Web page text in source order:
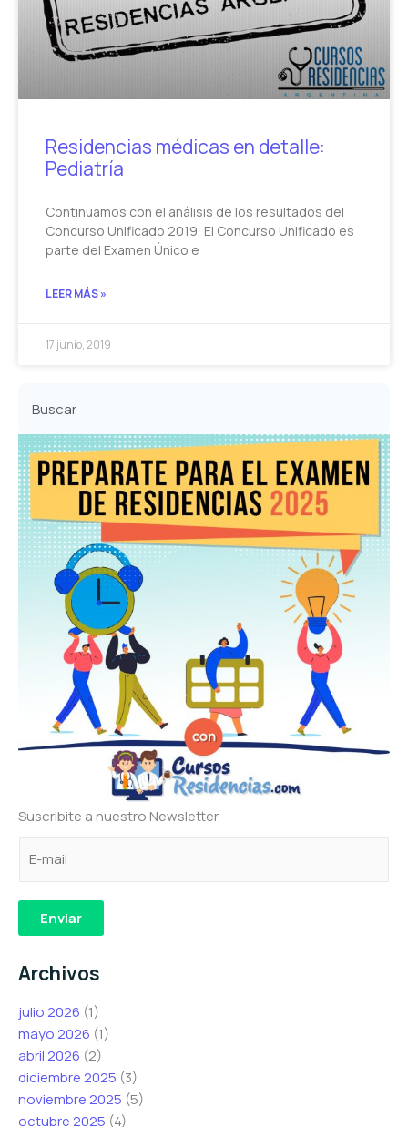
Residencias médicas en detalle:
Pediatría
Continuamos con el análisis de los resultados del
Concurso Unificado 2019, El Concurso Unificado es
parte del Examen Único e
LEER MÁS »
17 junio, 2019
Suscribite a nuestro Newsletter
t
ó
i
c
o
C
o
e
e
e
c
t
r
ó
e
e
e
c
t
r
ó
Enviar
Archivos
julio 2026 (1)
mayo 2026 (1)
abril 2026 (2)
diciembre 2025 (3)
noviembre 2025 (5)
octubre 2025 (4)